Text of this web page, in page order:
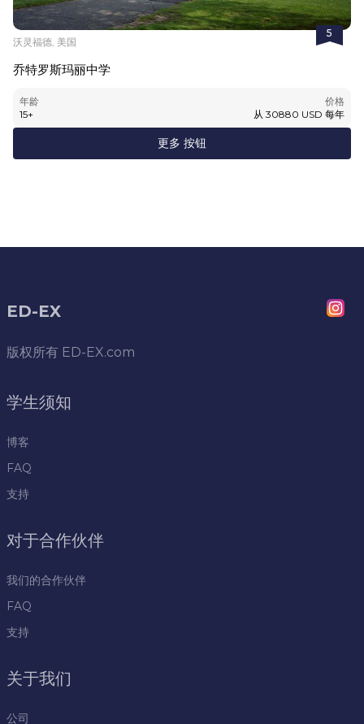
5
沃灵福德, 美国
乔特罗斯玛丽中学
年龄
15+
价格
从 30880 USD 每年
更多 按钮
ED-EX
版权所有 ED-EX.com
学生须知
博客
FAQ
支持
对于合作伙伴
我们的合作伙伴
FAQ
支持
关于我们
公司